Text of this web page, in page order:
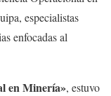
especialistas
enfocadas al
en Minería», estuvo